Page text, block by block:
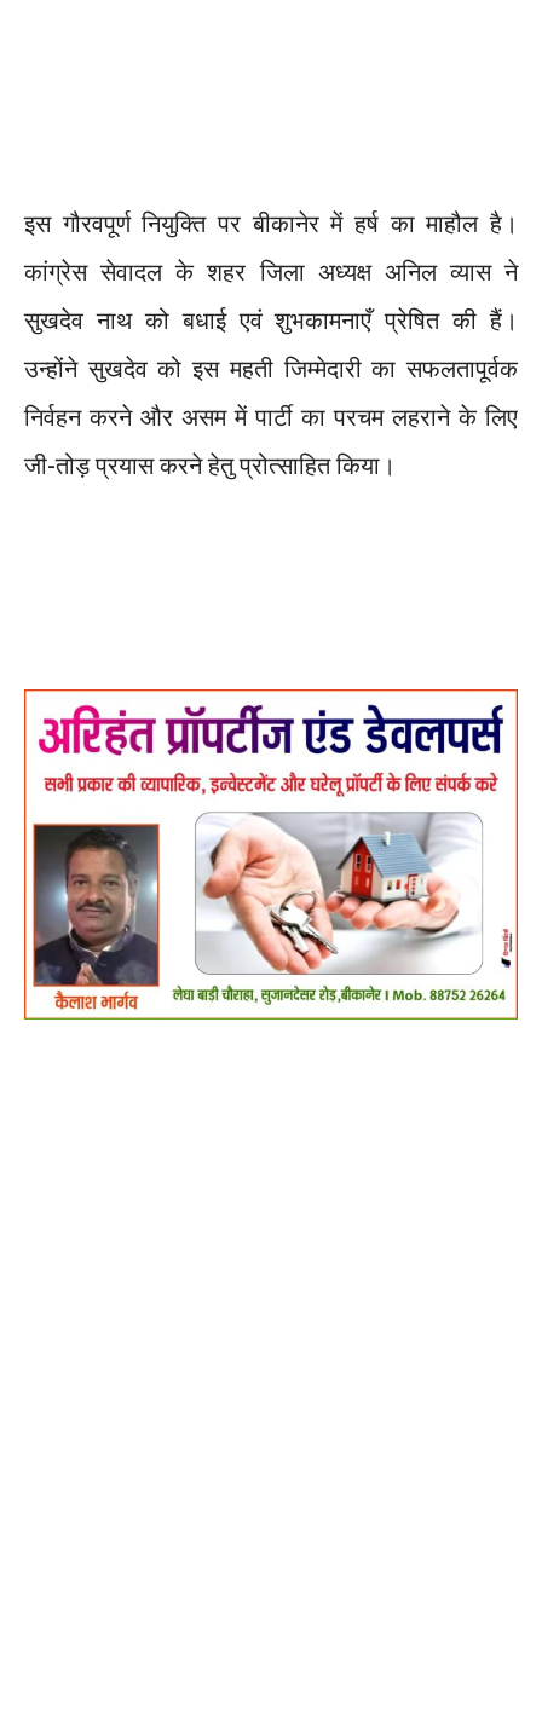
इस गौरवपूर्ण नियुक्ति पर बीकानेर में हर्ष का माहौल है।
कांग्रेस सेवादल के शहर जिला अध्यक्ष अनिल व्यास ने
सुखदेव नाथ को बधाई एवं शुभकामनाएँ प्रेषित की हैं।
उन्होंने सुखदेव को इस महती जिम्मेदारी का सफलतापूर्वक
निर्वहन करने और असम में पार्टी का परचम लहराने के लिए
जी-तोड़ प्रयास करने हेतु प्रोत्साहित किया।